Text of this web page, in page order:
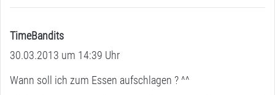
TimeBandits
a
30.03.2013 um 14:39 Uhr
Wann soll ich zum Essen aufschlagen ? ^^